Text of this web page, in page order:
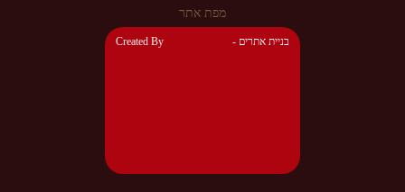
מפת אתר
Created By - בניית אתרים